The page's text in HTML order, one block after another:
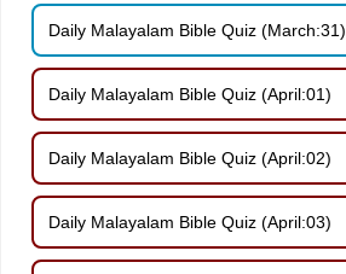
Daily Malayalam Bible Quiz (March:31)
Daily Malayalam Bible Quiz (April:01)
Daily Malayalam Bible Quiz (April:02)
Daily Malayalam Bible Quiz (April:03)